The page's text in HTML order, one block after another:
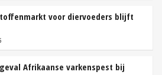
voor diervoeders blijft
Afrikaanse varkenspest bij